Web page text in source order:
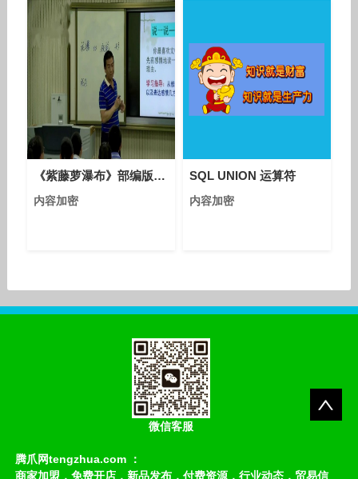
展区规模持续扩大，其中汇
聚了全球家居、美妆、食品
等领域的国际品牌与展商，
一场 “逛全球、享品质” 的
消费盛宴即将启幕。 目
置。在众多参展商中，连续
三年参展的 M
《紫藤萝瀑布》部编版语文七年级下册课堂教学视频实录-执教老师-付保林
内容加密
SQL UNION 运算符
内容加密
微信客服
腾爪网tengzhua.com ：
商家加盟，免费开店，新品发布，付费资源，行业动态，贸易信